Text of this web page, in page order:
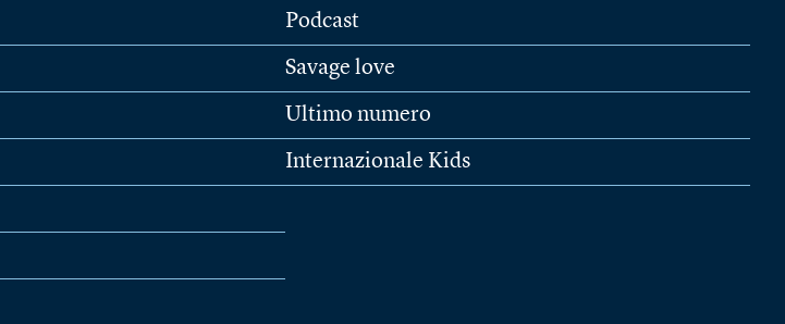
Podcast
Savage love
Ultimo numero
Internazionale Kids